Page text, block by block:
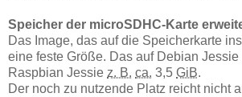
Speicher der microSDHC-Karte
Das Image, das auf die Speicherkarte
eine feste Größe. Das auf Debian
Raspbian Jessie z. B. ca. 3,5 GiB.
Der noch zu nutzende Platz reicht nicht